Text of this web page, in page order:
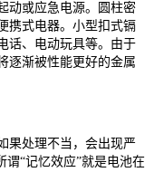
动或应急电源。圆柱密
携式电器。小型扣式镉
话、电动玩具等。由于
逐渐被性能更好的金属
果处理不当，会出现严
谓“记忆效应”就是电池在